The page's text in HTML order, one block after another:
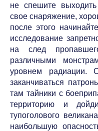
не спешите
свое снаряжение,
после этого
исследование
на след
различными
уровнем радиации.
заканчиваться
там тайники с
территорию и
тупоголового
наибольшую